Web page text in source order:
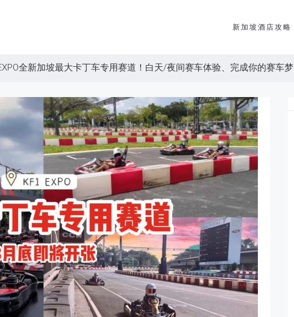
新加坡酒店攻略
全新加坡最大卡丁车专用赛道！白天/夜间赛车体验、完成你的赛车梦